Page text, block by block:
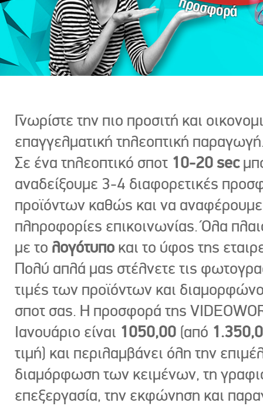
Γνωρίστε την πιο προσιτή και
επαγγελματική τηλεοπτική
Σε ένα τηλεοπτικό σποτ 10-20 sec
αναδείξουμε 3-4 διαφορετικές
προϊόντων καθώς και να
πληροφορίες επικοινωνίας. Όλα
με το λογότυπο και το ύφος της
Πολύ απλά μας στέλνετε τις
τιμές των προϊόντων και
σποτ σας. Η προσφορά της
Ιανουάριο είναι 1050,00 (από
τιμή) και περιλαμβάνει όλη την
διαμόρφωση των κειμένων, τη
επεξεργασία, την εκφώνηση και